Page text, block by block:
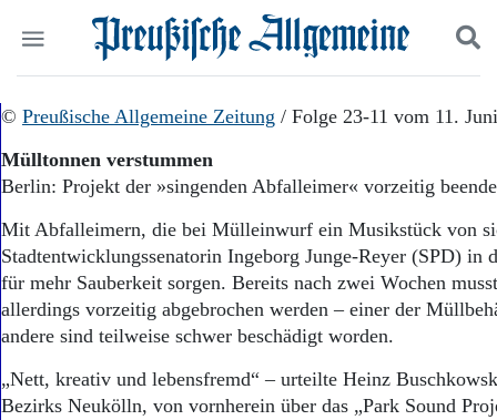
Politik
Wirtschaft
Panorama
Leben
Geschichte
Ostpreußen
Pommern
Berlin-Brandenburg
Danzig und Westpreußen
Bücher
Suchen und finden
© Preußische Allgemeine Zeitung / Folge 23-11 vom 11.
Mülltonnen verstummen
Berlin: Projekt der »singenden Abfalleimer« vorzeitig
Mit Abfalleimern, die bei Mülleinwurf ein Musikstück von
Stadtentwicklungssenatorin Ingeborg Junge-Reyer (SPD) in
für mehr Sauberkeit sorgen. Bereits nach zwei Wochen
allerdings vorzeitig abgebrochen werden – einer der
andere sind teilweise schwer beschädigt worden.
„Nett, kreativ und lebensfremd“ – urteilte Heinz
Bezirks Neukölln, von vornherein über das „Park Sound